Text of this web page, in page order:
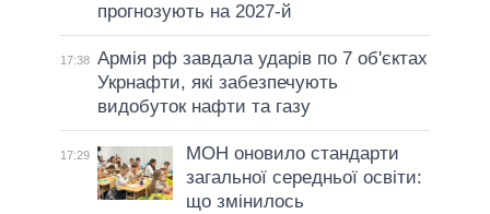
прогнозують на 2027-й
17:38 Армія рф завдала ударів по 7 об'єктах
Укрнафти, які забезпечують
видобуток нафти та газу
17:29
МОН оновило стандарти
загальної середньої освіти:
що змінилось